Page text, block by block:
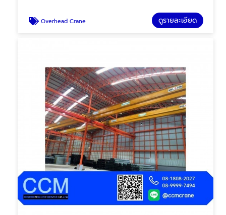
Overhead Crane ดูรายละเอียด